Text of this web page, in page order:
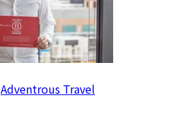
Adventrous Travel